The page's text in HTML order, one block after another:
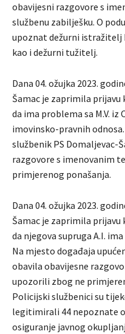
obavijesni razgovore s
službenu zabilješku. O
upoznat dežurni istražitelj
kao i dežurni tužitelj.
Dana 04. ožujka 2023.
Šamac je zaprimila prijavu
da ima problema sa M.V. iz
imovinsko-pravnih
službenik PS Domaljevac-
razgovore s imenovanim
primjerenog ponašanja.
Dana 04. ožujka 2023.
Šamac je zaprimila prijavu
da njegova supruga A.I.
Na mjesto događaja
obavila obavijesne
upozorili zbog ne
Policijski službenici su
legitimirali 44 nepoznate
osiguranje javnog